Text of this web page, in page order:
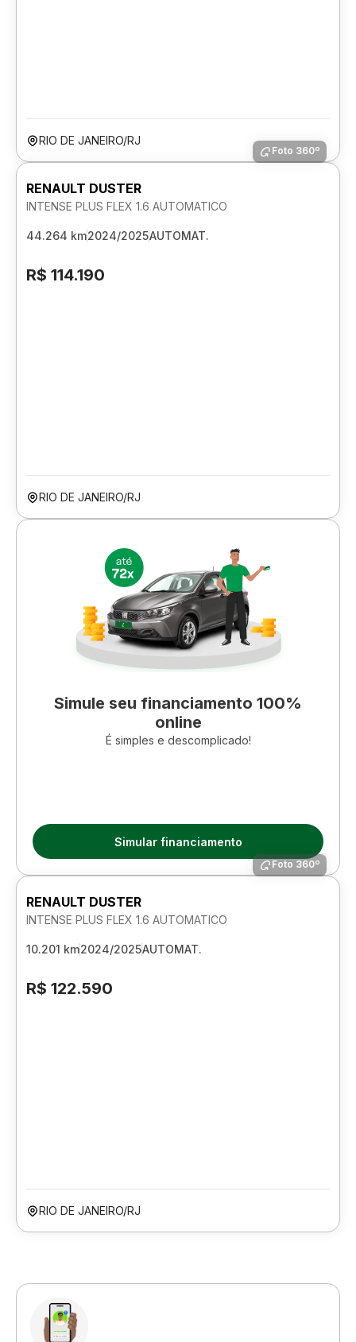
RIO DE JANEIRO/RJ
Foto 360º
RENAULT DUSTER
INTENSE PLUS FLEX 1.6 AUTOMATICO
44.264 km2024/2025AUTOMAT.
R$ 114.190
RIO DE JANEIRO/RJ
Simule seu financiamento 100%
online
É simples e descomplicado!
Simular financiamento
Foto 360º
RENAULT DUSTER
INTENSE PLUS FLEX 1.6 AUTOMATICO
10.201 km2024/2025AUTOMAT.
R$ 122.590
RIO DE JANEIRO/RJ